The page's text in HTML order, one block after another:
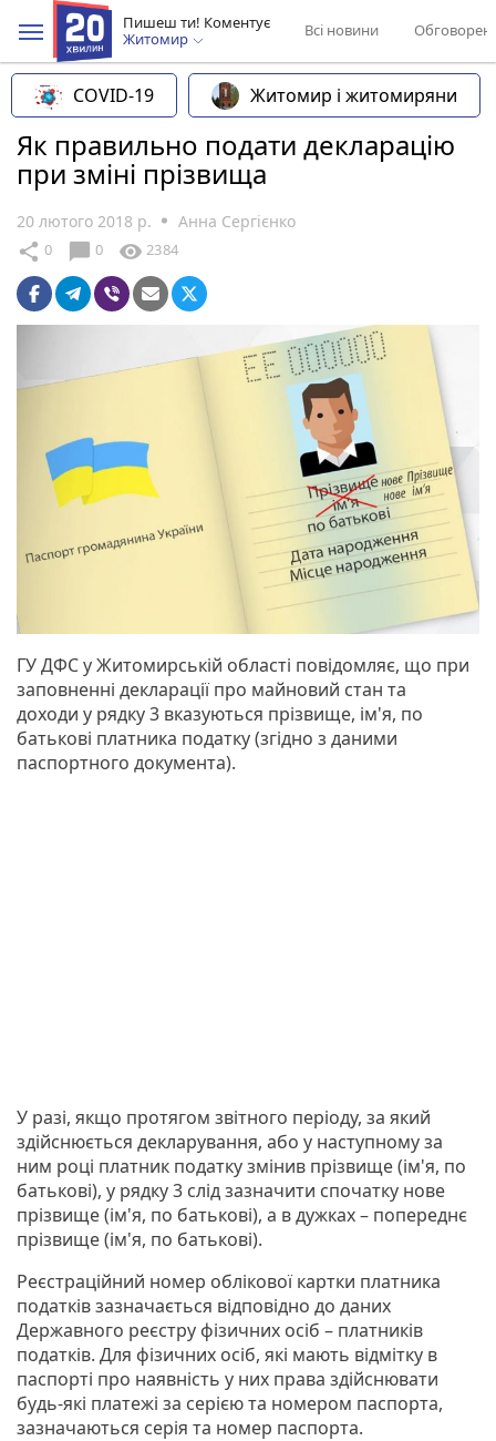
Пишеш ти! Коментує
Житомир
Всі новини
COVID-19 Житомир і житомиряни
Як правильно подати декларацію
при зміні прізвища
20 лютого 2018 р. Анна Сергієнко
share 0 chat_bubble 0 visibility 2384
ГУ ДФС у Житомирській області повідомляє, що при
заповненні декларації про майновий стан та
доходи у рядку 3 вказуються прізвище, ім'я, по
батькові платника податку (згідно з даними
паспортного документа).
У разі, якщо протягом звітного періоду, за який
здійснюється декларування, або у наступному за
ним році платник податку змінив прізвище (ім'я, по
батькові), у рядку 3 слід зазначити спочатку нове
прізвище (ім'я, по батькові), а в дужках – попереднє
прізвище (ім'я, по батькові).
Реєстраційний номер облікової картки платника
податків зазначається відповідно до даних
Державного реєстру фізичних осіб – платників
податків. Для фізичних осіб, які мають відмітку в
паспорті про наявність у них права здійснювати
будь-які платежі за серією та номером паспорта,
зазначаються серія та номер паспорта.